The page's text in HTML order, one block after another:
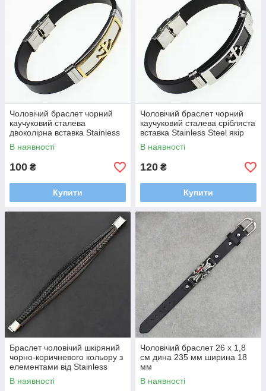
Чоловічий браслет чорний
каучуковий сталева
двоколірна вставка Stainless
Steel якір довжина 22 см
ширина 12 мм
В наявності
100 ₴
Купити
Чоловічий браслет чорний
каучуковий сталева срібляста
вставка Stainless Steel якір
довжина 22 см ширина 12 мм
В наявності
120 ₴
Купити
Браслет чоловічий шкіряний
чорно-коричневого кольору з
елементами від Stainless
Steel плетений і вставкою зі
сталі
В наявності
Чоловічий браслет 26 х 1,8
см дина 235 мм ширина 18
мм
В наявності